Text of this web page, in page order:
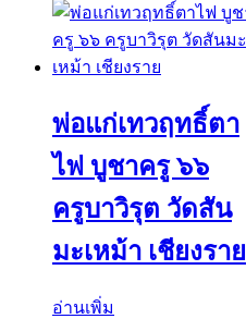
พ่อแก่เทวฤทธิ์ตา
ไฟ บูชาครู ๖๖
ครูบาวิรุต วัดสัน
มะเหม้า เชียงราย
อ่านเพิ่ม